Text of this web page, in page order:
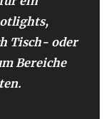
Tisch- oder
Bereiche